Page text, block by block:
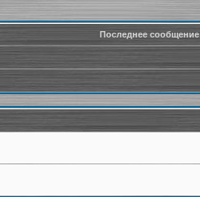
Последнее сообщение